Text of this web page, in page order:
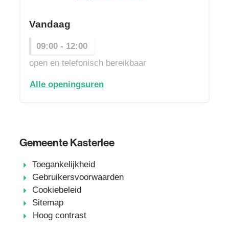
Vandaag
09:00 - 12:00
open en telefonisch bereikbaar
Alle openingsurendienst financiën
Gemeente Kasterlee
Toegankelijkheid
Gebruikersvoorwaarden
Cookiebeleid
Sitemap
Hoog contrast